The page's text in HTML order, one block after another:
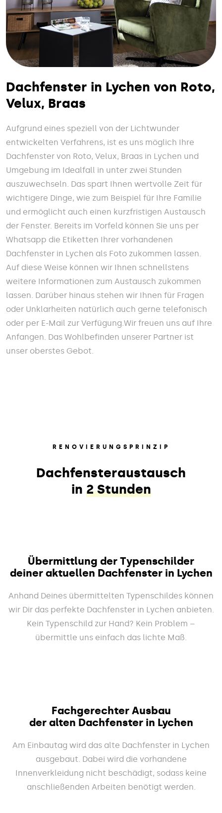
Dachfenster in Lychen von Roto,
Velux, Braas
Aufgrund eines speziell von der Lichtwunder
entwickelten Verfahrens, ist es uns möglich Ihre
Dachfenster von Roto, Velux, Braas in Lychen und
Umgebung im Idealfall in unter zwei Stunden
auszuwechseln. Das spart Ihnen wertvolle Zeit für
wichtigere Dinge, wie zum Beispiel für Ihre Familie
und ermöglicht auch einen kurzfristigen Austausch
der Fenster. Bereits im Vorfeld können Sie uns per
Whatsapp die Etiketten Ihrer vorhandenen
Dachfenster in Lychen als Foto zukommen lassen.
Auf diese Weise können wir Ihnen schnellstens
weitere Informationen zum Austausch zukommen
lassen. Darüber hinaus stehen wir Ihnen für Fragen
oder Unklarheiten natürlich auch gerne telefonisch
oder per E-Mail zur Verfügung.Wir freuen uns auf Ihre
Anfangen. Das Wohlbefinden unserer Partner ist
unser oberstes Gebot.
RENOVIERUNGSPRINZIP
Dachfensteraustausch
in 2 Stunden
Übermittlung der Typenschilder
deiner aktuellen Dachfenster in Lychen
Anhand Deines übermittelten Typenschildes können
wir Dir das perfekte Dachfenster in Lychen anbieten.
Kein Typenschild zur Hand? Kein Problem –
übermittle uns einfach das lichte Maß.
Fachgerechter Ausbau
der alten Dachfenster in Lychen
Am Einbautag wird das alte Dachfenster in Lychen
ausgebaut. Dabei wird die vorhandene
Innenverkleidung nicht beschädigt, sodass keine
anschließenden Arbeiten benötigt werden.